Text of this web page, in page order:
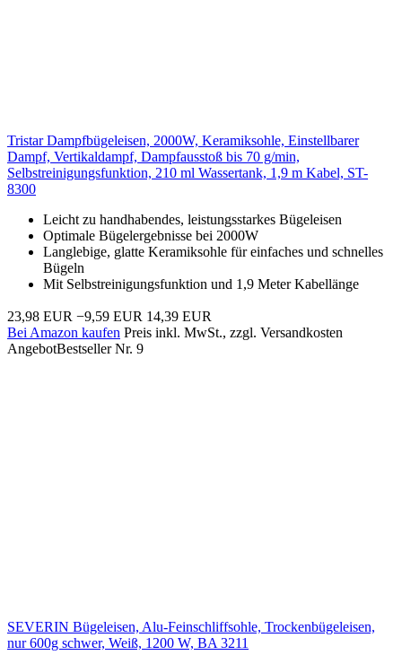
Tristar Dampfbügeleisen, 2000W, Keramiksohle, Einstellbarer
Dampf, Vertikaldampf, Dampfausstoß bis 70 g/min,
Selbstreinigungsfunktion, 210 ml Wassertank, 1,9 m Kabel, ST-
8300
Leicht zu handhabendes, leistungsstarkes Bügeleisen
Optimale Bügelergebnisse bei 2000W
Langlebige, glatte Keramiksohle für einfaches und schnelles
Bügeln
Mit Selbstreinigungsfunktion und 1,9 Meter Kabellänge
23,98 EUR −9,59 EUR 14,39 EUR
Bei Amazon kaufen Preis inkl. MwSt., zzgl. Versandkosten
AngebotBestseller Nr. 9
SEVERIN Bügeleisen, Alu-Feinschliffsohle, Trockenbügeleisen,
nur 600g schwer, Weiß, 1200 W, BA 3211